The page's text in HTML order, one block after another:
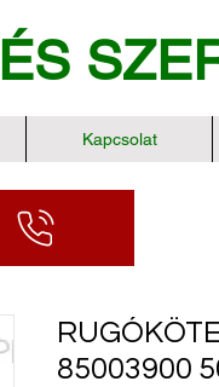
ÉS
Kapcsolat
85003900